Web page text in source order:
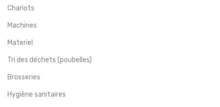
Chariots
Machines
Materiel
Tri des déchets (poubelles)
Brosseries
Hygiène sanitaires